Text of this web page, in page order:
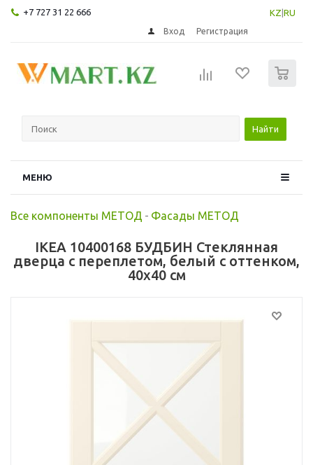
+7 727 31 22 666 KZ RU
Вход Регистрация
Найти
МЕНЮ
Все компоненты МЕТОД - Фасады МЕТОД
IKEA 10400168 БУДБИН Стеклянная
дверца с переплетом, белый с оттенком,
40x40 см